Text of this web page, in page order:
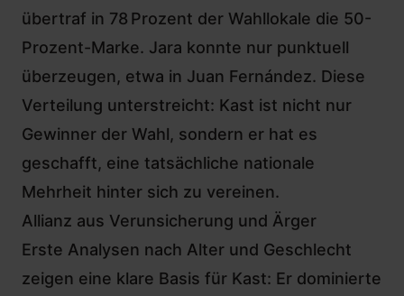
übertraf in 78 Prozent der Wahllokale die 50-
Prozent-Marke. Jara konnte nur punktuell
überzeugen, etwa in Juan Fernández. Diese
Verteilung unterstreicht: Kast ist nicht nur
Gewinner der Wahl, sondern er hat es
geschafft, eine tatsächliche nationale
Mehrheit hinter sich zu vereinen.
Allianz aus Verunsicherung und Ärger
Erste Analysen nach Alter und Geschlecht
zeigen eine klare Basis für Kast: Er dominierte